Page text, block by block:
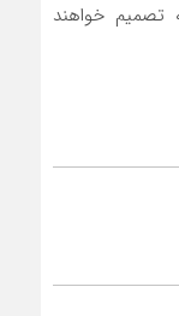
قرضه تصمیم خواهند